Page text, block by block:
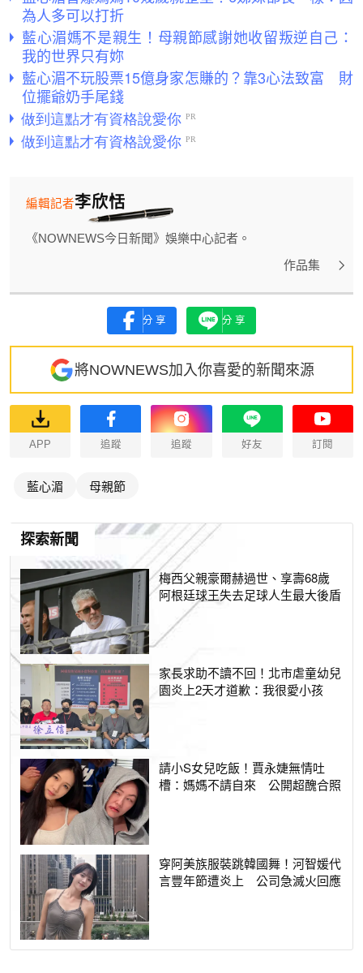
為人多可以打折
藍心湄媽不是親生！母親節感謝她收留叛逆自己：
我的世界只有妳
藍心湄不玩股票15億身家怎賺的？靠3心法致富 財
位擺爺奶手尾錢
李欣恬
編輯記者
《NOWNEWS今日新聞》娛樂中心記者。
作品集
分享 分享
將NOWNEWS加入你喜愛的新聞來源
APP 追蹤 追蹤 好友 訂閱
藍心湄 母親節
探索新聞
梅西父親豪爾赫過世、享壽68歲
阿根廷球王失去足球人生最大後盾
家長求助不讀不回！北市虐童幼兒
園炎上2天才道歉：我很愛小孩
請小S女兒吃飯！賈永婕無情吐
槽：媽媽不請自來 公開超醜合照
穿阿美族服裝跳韓國舞！河智媛代
言豐年節遭炎上 公司急滅火回應